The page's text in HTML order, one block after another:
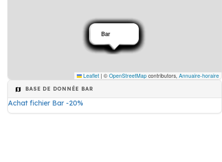
Bar
Bar
Bar
Bar
Bar
Bar
Bar
Bar
Bar
Bar
Bar
Bar
Bar
Bar
Bar
Bar
Bar
Bar
Bar
Leaflet | © OpenStreetMap contributors, Annuaire-horaire
BASE DE DONNÉE BAR
Achat fichier Bar -20%